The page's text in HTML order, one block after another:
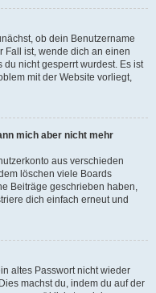
ob dein Benutzername
Fall ist, wende dich an einen
du nicht gesperrt wurdest. Es ist
mit der Website vorliegt,
mich aber nicht mehr
aus verschieden
löschen viele Boards
Beiträge geschrieben haben,
dich einfach erneut und
altes Passwort nicht wieder
machst du, indem du auf der